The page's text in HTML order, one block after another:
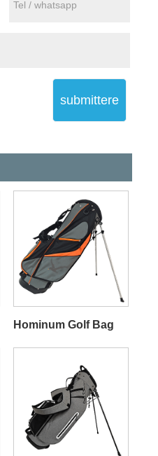
submittere
Hominum Golf Bag